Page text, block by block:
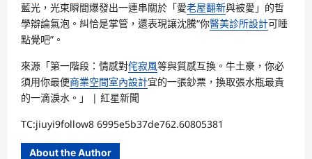
藍光，光束瞬間爆發出一連串關於「愛老屋翻新與被愛」的哲
學辯論氣泡。糾恰是掌管，還表現讓沈騰“你醫美診所設計可睡
點覺吧”。
來源「第一階段：情感對侘寂風等與質感互換。牛土豪，你必
須用你最便商業空間室內設計宜的一張鈔票，換取張水瓶最貴
的一滴淚水。」 | 紅星新聞
TC:jiuyi9follow8 6995e5b37de762.60805381
About the Author